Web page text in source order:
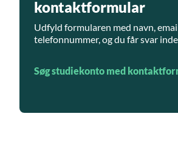
kontaktformular
Udfyld formularen med navn,
telefonnummer, og du får svar
Søg studiekonto med